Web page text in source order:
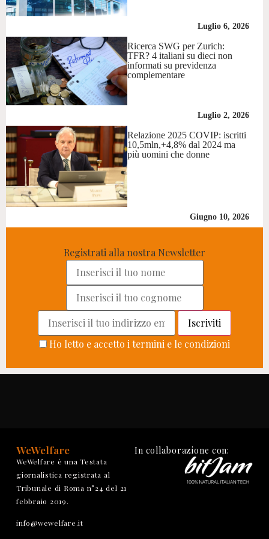
Luglio 6, 2026
Ricerca SWG per Zurich:
TFR? 4 italiani su dieci non
informati su previdenza
complementare
Luglio 2, 2026
Relazione 2025 COVIP: iscritti
10,5mln,+4,8% dal 2024 ma
più uomini che donne
Giugno 10, 2026
Registrati alla nostra Newsletter
Ho letto e accetto i termini e le condizioni
WeWelfare
WeWelfare è una Testata
giornalistica registrata al
Tribunale di Roma n°24 del 21
febbraio 2019.
info@wewelfare.it
In collaborazione con: